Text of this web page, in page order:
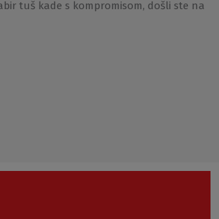
tuš kade s kompromisom, došli ste na
mjesto.